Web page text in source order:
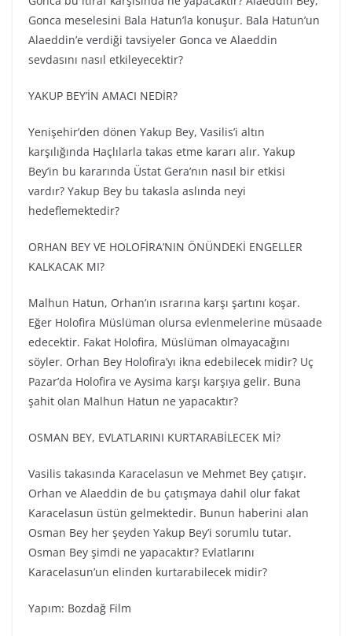
Gonca meselesini Bala Hatun’la konuşur. Bala Hatun’un
Alaeddin’e verdiği tavsiyeler Gonca ve Alaeddin
sevdasını nasıl etkileyecektir?
YAKUP BEY’İN AMACI NEDİR?
Yenişehir’den dönen Yakup Bey, Vasilis’i altın
karşılığında Haçlılarla takas etme kararı alır. Yakup
Bey’in bu kararında Üstat Gera’nın nasıl bir etkisi
vardır? Yakup Bey bu takasla aslında neyi
hedeflemektedir?
ORHAN BEY VE HOLOFİRA’NIN ÖNÜNDEKİ ENGELLER
KALKACAK MI?
Malhun Hatun, Orhan’ın ısrarına karşı şartını koşar.
Eğer Holofira Müslüman olursa evlenmelerine müsaade
edecektir. Fakat Holofira, Müslüman olmayacağını
söyler. Orhan Bey Holofira’yı ikna edebilecek midir? Uç
Pazar’da Holofira ve Aysima karşı karşıya gelir. Buna
şahit olan Malhun Hatun ne yapacaktır?
OSMAN BEY, EVLATLARINI KURTARABİLECEK Mİ?
Vasilis takasında Karacelasun ve Mehmet Bey çatışır.
Orhan ve Alaeddin de bu çatışmaya dahil olur fakat
Karacelasun üstün gelmektedir. Bunun haberini alan
Osman Bey her şeyden Yakup Bey’i sorumlu tutar.
Osman Bey şimdi ne yapacaktır? Evlatlarını
Karacelasun’un elinden kurtarabilecek midir?
Yapım: Bozdağ Fi̇lm